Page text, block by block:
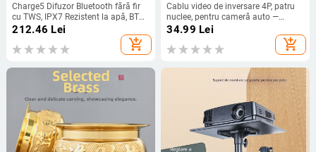
Charge5 Difuzor Bluetooth fără fir
cu TWS, IPX7 Rezistent la apă, BT
5.3, 10W, Baterie încorporată 1200–
212.46 Lei
add_shopping_cart
Cablu video de inversare 4P, patru
nuclee, pentru cameră auto —
extensie pentru vedere pe spate,
34.99 Lei
add_shopping_cart